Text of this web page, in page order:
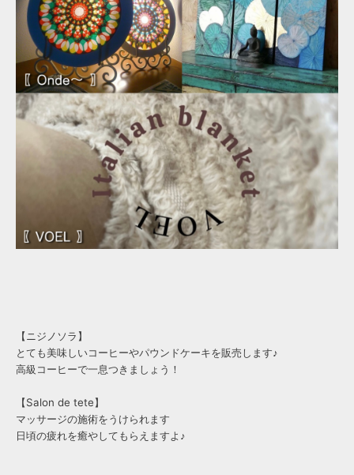
【ニジノソラ】
とても美味しいコーヒーやパウンドケーキを販売します♪
高級コーヒーで一息つきましょう！
【Salon de tete】
マッサージの施術をうけられます
日頃の疲れを癒やしてもらえますよ♪